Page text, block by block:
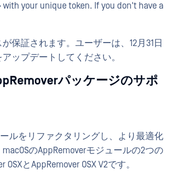
with your unique token. If you don't have a
保証されます。ユーザーは、12月31日
ップデートしてください。
パッケージのサポ
ールをリファクタリングし、より最適化
のAppRemoverモジュールの2つの
とAppRemover OSX V2です。